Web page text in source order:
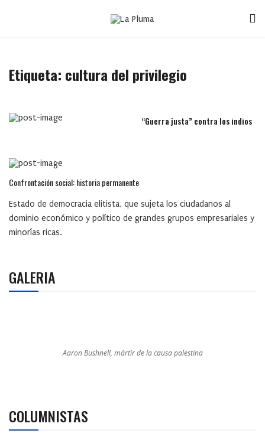
Etiqueta: cultura del privilegio
“Guerra justa” contra los indios
Confrontación social: historia permanente
Estado de democracia elitista, que sujeta los ciudadanos al
dominio económico y político de grandes grupos empresariales y
minorías ricas.
GALERIA
Aaron Bushnell, mártir de la causa palestina
COLUMNISTAS